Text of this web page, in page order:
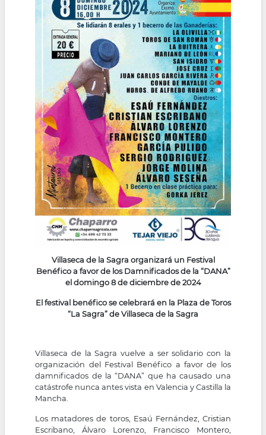
Villaseca de la Sagra organizará un Festival
Benéfico a favor de los Damnificados de la “DANA”
el domingo 8 de diciembre de 2024
El festival benéfico se celebrará en la Plaza de Toros
“La Sagra” de Villaseca de la Sagra
Villaseca de la Sagra vuelve a ser solidario con la
organización del Festival Benéfico a favor de los
damnificados de la “DANA” que ha causado una
catástrofe nunca antes vista en Valencia y Castilla la
Mancha.
Los matadores de toros, Esaú Fernández, Cristian
Escribano, Álvaro Lorenzo, Francisco Montero,